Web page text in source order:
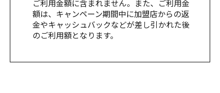
ご利用金額に含まれません。また、ご利用金
額は、キャンペーン期間中に加盟店からの返
金やキャッシュバックなどが差し引かれた後
のご利用額となります。